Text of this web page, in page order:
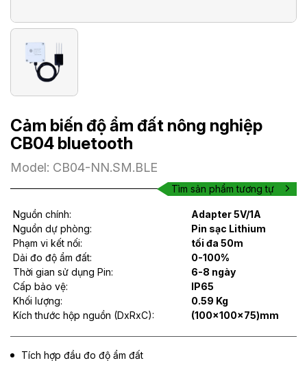
Cảm biến độ ẩm đất nông nghiệp
CB04 bluetooth
Model: CB04-NN.SM.BLE
Tìm sản phẩm tương tự
Nguồn chính:
Adapter 5V/1A
Nguồn dự phòng:
Pin sạc Lithium
Phạm vi kết nối:
tối đa 50m
Dải đo độ ẩm đất:
0-100%
Thời gian sử dụng Pin:
6-8 ngày
Cấp bảo vệ:
IP65
Khối lượng:
0.59 Kg
Kích thước hộp nguồn (DxRxC):
(100x100x75)mm
Tích hợp đầu đo độ ẩm đất